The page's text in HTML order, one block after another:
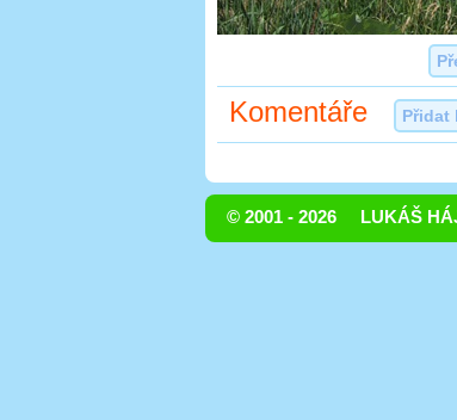
Komentáře Přidat
© 2001 - 2026 LUKÁŠ